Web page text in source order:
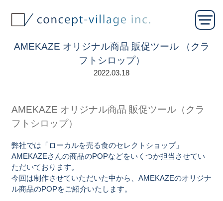
AMEKAZE オリジナル商品 販促ツール （クラ
フトシロップ）
2022.03.18
AMEKAZE オリジナル商品 販促ツール（クラ
フトシロップ）
弊社では「ローカルを売る食のセレクトショップ」
AMEKAZEさんの商品のPOPなどをいくつか担当させてい
ただいております。
今回は制作させていただいた中から、AMEKAZEのオリジナ
ル商品のPOPをご紹介いたします。